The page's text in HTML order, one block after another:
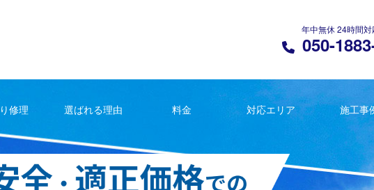
年中無休 24時間対
050-
修理 選ばれる理由 料金 対応エリア 施工事